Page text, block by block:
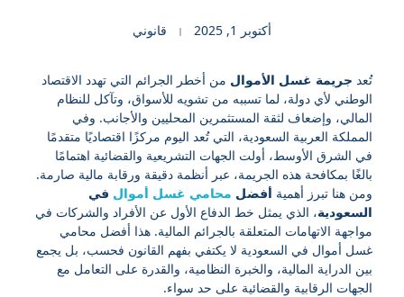
أكتوبر 1, 2025 قانوني
تُعد جريمة غسل الأموال من أخطر الجرائم التي تهدد الاقتصاد
الوطني لأي دولة، لما تسببه من تشويه للأسواق، وتآكل للنظام
المالي، وإضعاف لثقة المستثمرين المحليين والأجانب. وفي
المملكة العربية السعودية، التي تُعد اليوم مركزًا اقتصاديًا متقدمًا
في الشرق الأوسط، أولت الجهات التشريعية والقضائية اهتمامًا
بالغًا بمكافحة هذه الجريمة، عبر أنظمة دقيقة ورقابة مالية صارمة.
ومن هنا تبرز أهمية أفضل محامي غسل أموال في
السعودية، الذي يمثل خط الدفاع الأول عن الأفراد والشركات في
مواجهة الاتهامات المتعلقة بالجرائم المالية. هذا أفضل محامي
غسل أموال في السعودية لا يكتفي بفهم القانون فحسب، بل يجمع
بين الدراية المالية، والخبرة النظامية، والقدرة على التعامل مع
الجهات الرقابية والقضائية على حد سواء.